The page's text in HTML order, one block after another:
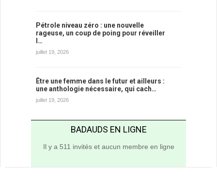
Pétrole niveau zéro : une nouvelle
rageuse, un coup de poing pour réveiller
l…
juillet 19, 2026
Être une femme dans le futur et ailleurs :
une anthologie nécessaire, qui cach…
juillet 19, 2026
BADAUDS EN LIGNE
Il y a 511 invités et aucun membre en ligne